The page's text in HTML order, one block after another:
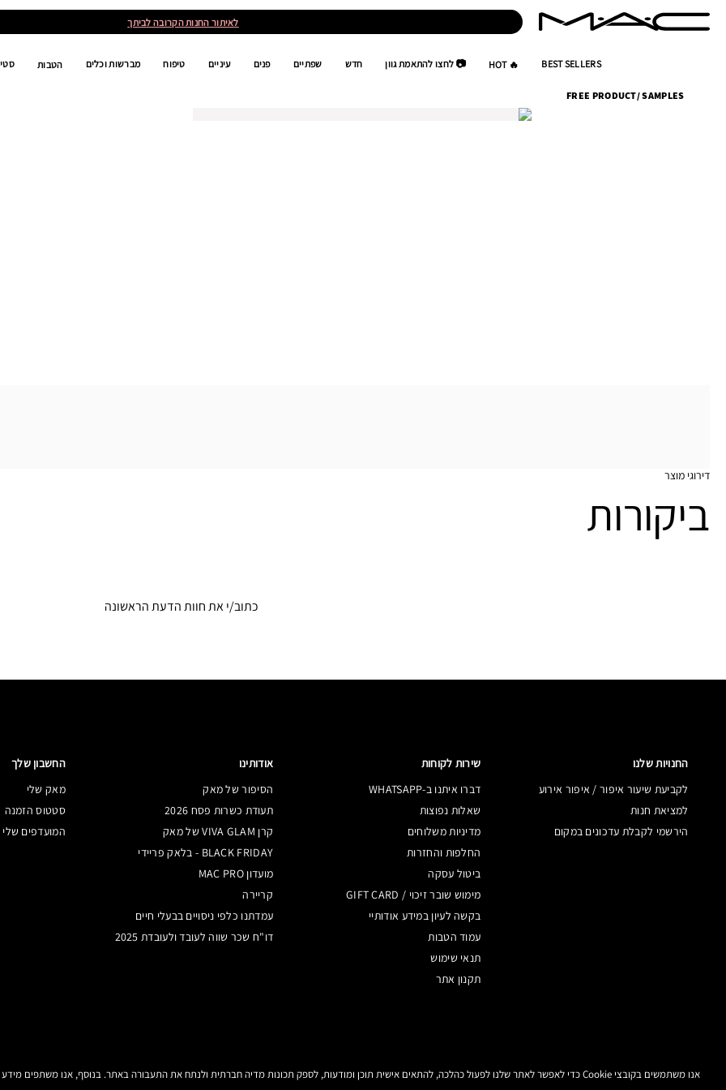
לאיתור החנות הקרובה לביתך
BEST SELLERS
🔥 HOT 📷 לחצו להתאמת גוון חדש שפתיים פנים עיניים טיפוח מברשות וכלים הטבות
SAMPLES
/
FREE PRODUCT
דירוגי מוצר
ביקורות
כתוב/י את חוות הדעת הראשונה
החנויות שלנו
לקביעת שיעור איפור / איפור אירוע
למציאת חנות
הירשמי לקבלת עדכונים במקום
שירות לקוחות
דברו איתנו ב-WHATSAPP
שאלות נפוצות
מדיניות משלוחים
החלפות והחזרות
ביטול עסקה
מימוש שובר זיכוי / GIFT CARD
בקשה לעיון במידע אודותיי
עמוד הטבות
תנאי שימוש
תקנון אתר
אודותינו
הסיפור של מאק
תעודת כשרות פסח 2026
קרן VIVA GLAM של מאק
BLACK FRIDAY - בלאק פריידי
מועדון MAC PRO
קריירה
עמדתנו כלפי ניסויים בבעלי חיים
דו"ח שכר שווה לעובד ולעובדת 2025
החשבון שלך
מאק שלי
סטטוס הזמנה
המועדפים שלי
אנו משתמשים בקובצי Cookie כדי לאפשר לאתר שלנו לפעול כהלכה, להתאים אישית תוכן ומודעות, לספק תכונות מדיה חברתית ולנתח את התעבורה באתר. בנוסף, אנו משתפים מידע אודות השימוש שלך באתר שלנו עם המדיה החברתית ושותפי הפרסום והניתוח שלנו.